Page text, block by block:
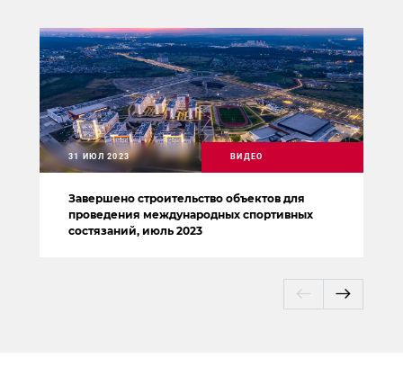
Завершено строительство объектов для
проведения международных спортивных
состязаний, июль 2023
31 ИЮЛ 2023 ВИДЕО